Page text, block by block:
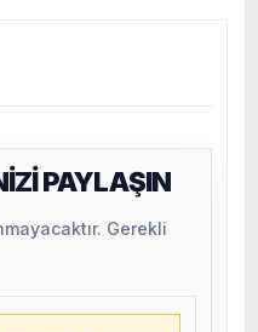
PAYLAŞIN
Gerekli